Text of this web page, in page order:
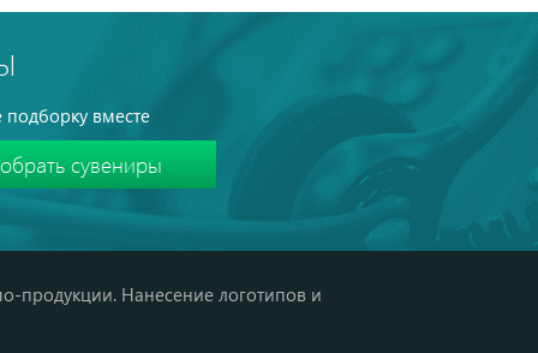
подборку вместе
продукции. Нанесение логотипов и